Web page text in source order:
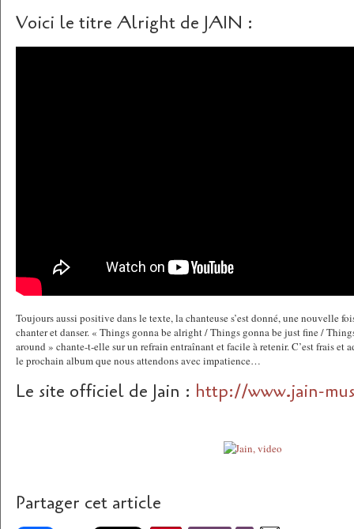
Voici le titre Alright de JAIN :
Toujours aussi positive dans le texte, la chanteuse s’est donné, une nouvelle
chanter et danser. « Things gonna be alright / Things gonna be just fine /
around » chante-t-elle sur un refrain entraînant et facile à retenir. C’est frais et
le prochain album que nous attendons avec impatience…
Le site officiel de Jain : http://www.jain-
Partager cet article